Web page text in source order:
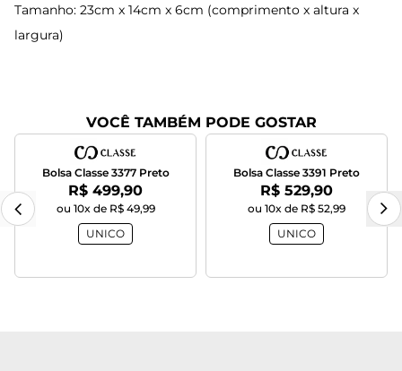
Tamanho: 23cm x 14cm x 6cm (comprimento x altura x
largura)
VOCÊ TAMBÉM PODE GOSTAR
Bolsa Classe 3377 Preto
Por:
R$ 499,90
ou 10x de R$ 49,99
UNICO
Bolsa Classe 3391 Preto
Por:
R$ 529,90
ou 10x de R$ 52,99
UNICO